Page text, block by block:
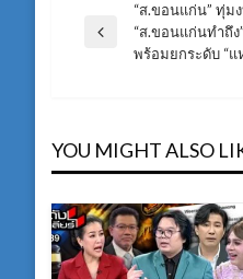
แนะแน
Previous
“ส.ขอนแก่น” ทุ่ม
“ส.ขอนแก่นทำถึง
พร้อมยกระดับ “
YOU MIGHT ALSO